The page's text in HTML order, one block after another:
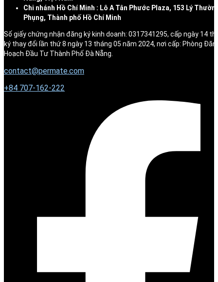
Chi nhánh Hồ Chí Minh : Lô A Tân Phước Plaza, 153 Lý
Phụng, Thành phố Hồ Chí Minh
Số giấy chứng nhận đăng ký kinh doanh: 0317341295, cấp ngày 14
ký thay đổi lần thứ 8 ngày 13 tháng 05 năm 2024, nơi cấp: Phòng
Hoạch Đầu Tư Thành Phố Đà Nẵng.
contact@permate.com
+84 707-162-222